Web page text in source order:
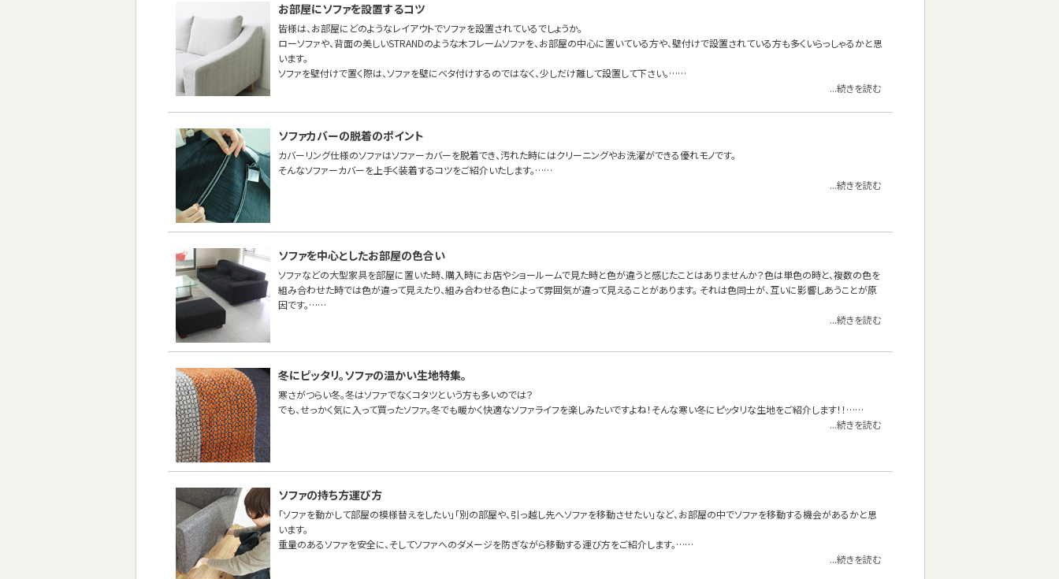
お部屋にソファを設置するコツ
皆様は、お部屋にどのようなレイアウトでソファを設置されているでしょうか。
ローソファや、背面の美しいSTRANDのような木フレームソファを、お部屋の中心に置いている方や、壁付けで設置されている方も多くいらっしゃるかと思
います。
ソファを壁付けで置く際は、ソファを壁にベタ付けするのではなく、少しだけ離して設置して下さい。……
...続きを読む
ソファカバーの脱着のポイント
カバーリング仕様のソファはソファーカバーを脱着でき、汚れた時にはクリーニングやお洗濯ができる優れモノです。
そんなソファーカバーを上手く装着するコツをご紹介いたします。……
...続きを読む
ソファを中心としたお部屋の色合い
ソファなどの大型家具を部屋に置いた時、購入時にお店やショールームで見た時と色が違うと感じたことはありませんか？色は単色の時と、複数の色を
組み合わせた時では色が違って見えたり、組み合わせる色によって雰囲気が違って見えることがあります。 それは色同士が、互いに影響しあうことが原
因です。……
...続きを読む
冬にピッタリ。ソファの温かい生地特集。
寒さがつらい冬。冬はソファでなくコタツという方も多いのでは？
でも、せっかく気に入って買ったソファ。冬でも暖かく快適なソファライフを楽しみたいですよね！そんな寒い冬にピッタリな生地をご紹介します！！……
...続きを読む
ソファの持ち方運び方
「ソファを動かして部屋の模様替えをしたい」「別の部屋や、引っ越し先へソファを移動させたい」など、お部屋の中でソファを移動する機会があるかと思
います。
重量のあるソファを安全に、そしてソファへのダメージを防ぎながら移動する運び方をご紹介します。……
...続きを読む